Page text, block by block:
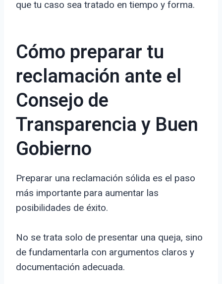
que tu caso sea tratado en tiempo y forma.
Cómo preparar tu
reclamación ante el
Consejo de
Transparencia y Buen
Gobierno
Preparar una reclamación sólida es el paso
más importante para aumentar las
posibilidades de éxito.
No se trata solo de presentar una queja, sino
de fundamentarla con argumentos claros y
documentación adecuada.